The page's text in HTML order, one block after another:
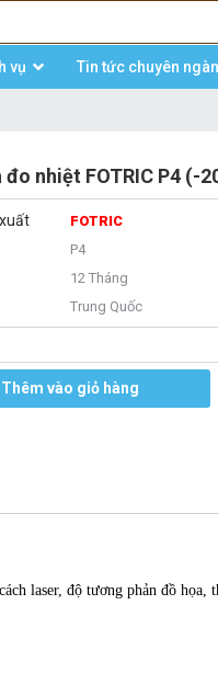
vụ Tin tức chuyên
đo nhiệt FOTRIC P4
FOTRIC
P4
12 Tháng
Trung Quốc
Thêm vào giỏ hàng
laser, độ tương phản đồ họa,